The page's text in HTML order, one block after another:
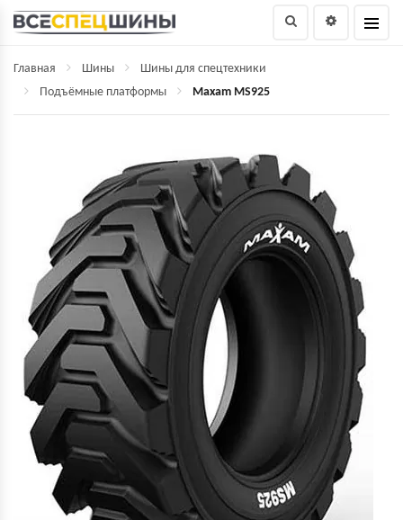
Главная Шины
Шины для спецтехники
Подъёмные платформы
Maxam MS925